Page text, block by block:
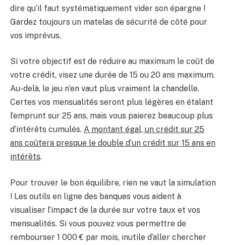
dire qu’il faut systématiquement vider son épargne !
Gardez toujours un matelas de sécurité de côté pour
vos imprévus.
Si votre objectif est de réduire au maximum le coût de
votre crédit, visez une durée de 15 ou 20 ans maximum.
Au-delà, le jeu n’en vaut plus vraiment la chandelle.
Certes vos mensualités seront plus légères en étalant
l’emprunt sur 25 ans, mais vous paierez beaucoup plus
d’intérêts cumulés. A montant égal, un crédit sur 25
ans coûtera presque le double d’un crédit sur 15 ans en
intérêts.
Pour trouver le bon équilibre, rien ne vaut la simulation
! Les outils en ligne des banques vous aident à
visualiser l’impact de la durée sur votre taux et vos
mensualités. Si vous pouvez vous permettre de
rembourser 1 000 € par mois, inutile d’aller chercher